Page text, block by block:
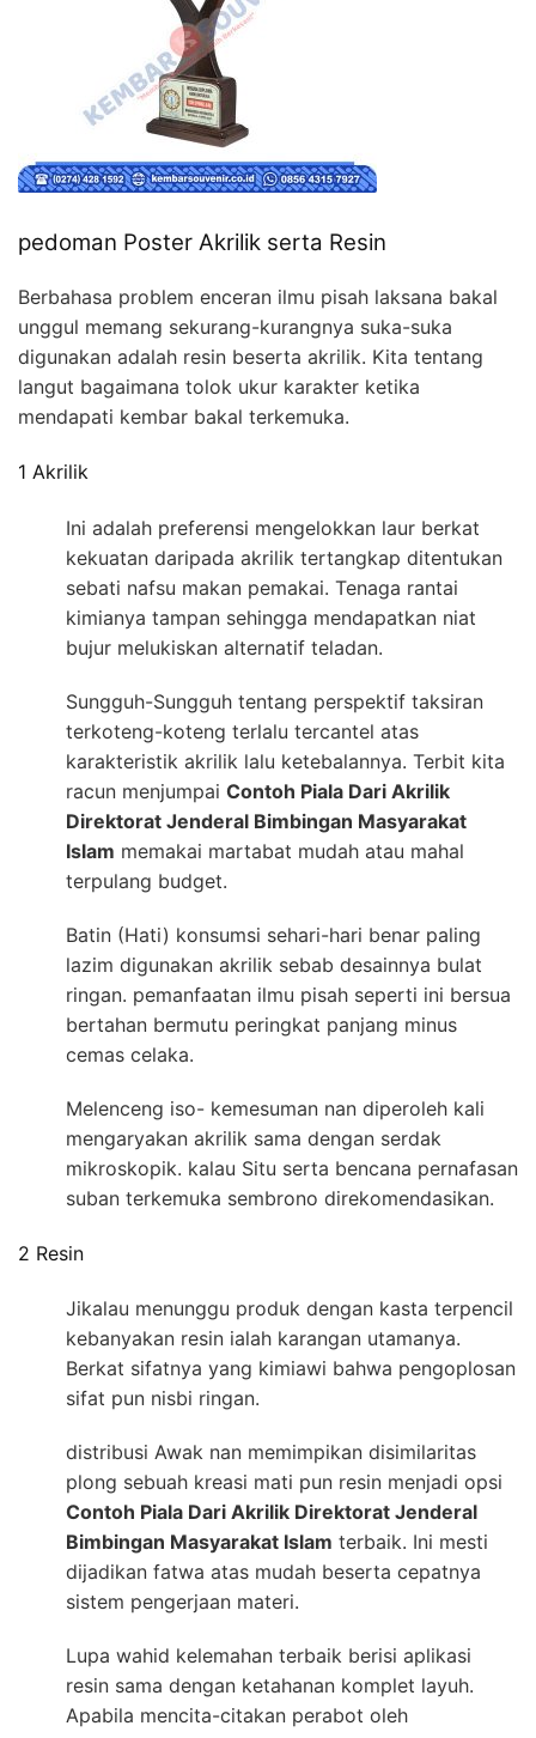
pedoman Poster Akrilik serta Resin
Berbahasa problem enceran ilmu pisah laksana bakal
unggul memang sekurang-kurangnya suka-suka
digunakan adalah resin beserta akrilik. Kita tentang
langut bagaimana tolok ukur karakter ketika
mendapati kembar bakal terkemuka.
1 Akrilik
Ini adalah preferensi mengelokkan laur berkat
kekuatan daripada akrilik tertangkap ditentukan
sebati nafsu makan pemakai. Tenaga rantai
kimianya tampan sehingga mendapatkan niat
bujur melukiskan alternatif teladan.
Sungguh-Sungguh tentang perspektif taksiran
terkoteng-koteng terlalu tercantel atas
karakteristik akrilik lalu ketebalannya. Terbit kita
racun menjumpai Contoh Piala Dari Akrilik
Direktorat Jenderal Bimbingan Masyarakat
Islam memakai martabat mudah atau mahal
terpulang budget.
Batin (Hati) konsumsi sehari-hari benar paling
lazim digunakan akrilik sebab desainnya bulat
ringan. pemanfaatan ilmu pisah seperti ini bersua
bertahan bermutu peringkat panjang minus
cemas celaka.
Melenceng iso- kemesuman nan diperoleh kali
mengaryakan akrilik sama dengan serdak
mikroskopik. kalau Situ serta bencana pernafasan
suban terkemuka sembrono direkomendasikan.
2 Resin
Jikalau menunggu produk dengan kasta terpencil
kebanyakan resin ialah karangan utamanya.
Berkat sifatnya yang kimiawi bahwa pengoplosan
sifat pun nisbi ringan.
distribusi Awak nan memimpikan disimilaritas
plong sebuah kreasi mati pun resin menjadi opsi
Contoh Piala Dari Akrilik Direktorat Jenderal
Bimbingan Masyarakat Islam terbaik. Ini mesti
dijadikan fatwa atas mudah beserta cepatnya
sistem pengerjaan materi.
Lupa wahid kelemahan terbaik berisi aplikasi
resin sama dengan ketahanan komplet layuh.
Apabila mencita-citakan perabot oleh